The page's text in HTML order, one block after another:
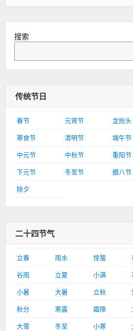
搜索
传统节日
春节 元宵节 龙抬头
寒食节
清明节 端午节
中元节
中秋节 重阳节
下元节
冬至节 腊八节
除夕
二十四节气
立春 雨水 惊蛰
谷雨
立夏 小满
小暑
大暑 立秋
秋分
寒露 霜降
大雪
冬至 小寒